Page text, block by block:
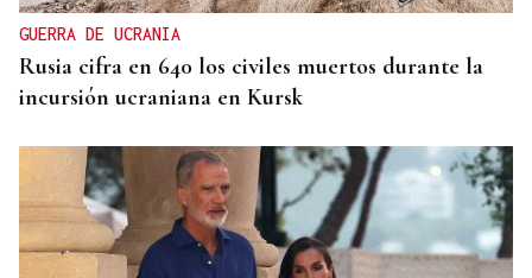
GUERRA DE UCRANIA
Rusia cifra en 640 los civiles muertos durante la
incursión ucraniana en Kursk